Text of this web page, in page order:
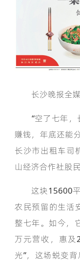
长沙晚报全媒
“空了七年，
赚钱，年底还能
长沙市出租车司
山经济合作社股
这块15600平
农民预留的生活
整七年。如今，
万元营收，惠及
光”，这场蜕变